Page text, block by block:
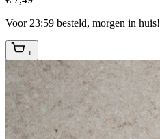
Voor 23:59 besteld, morgen in huis!
+